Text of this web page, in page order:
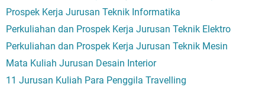
Prospek Kerja Jurusan Teknik Informatika
Perkuliahan dan Prospek Kerja Jurusan Teknik Elektro
Perkuliahan dan Prospek Kerja Jurusan Teknik Mesin
Mata Kuliah Jurusan Desain Interior
11 Jurusan Kuliah Para Penggila Travelling